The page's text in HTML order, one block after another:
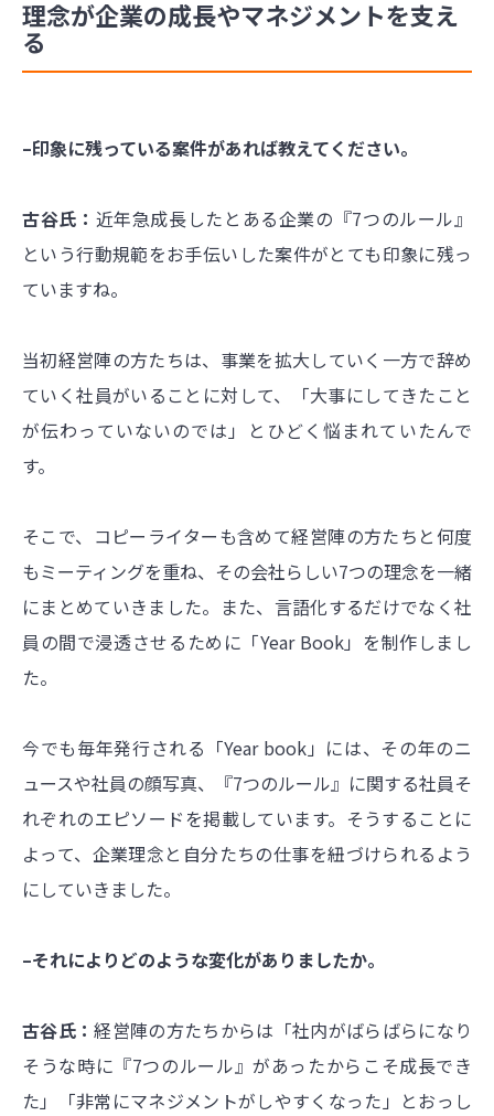
理念が企業の成長やマネジメントを支え
る
–印象に残っている案件があれば教えてください。
古谷氏： 近年急成長したとある企業の『7つのルール』
という行動規範をお手伝いした案件がとても印象に残っ
ていますね。
当初経営陣の方たちは、事業を拡大していく一方で辞め
ていく社員がいることに対して、「大事にしてきたこと
が伝わっていないのでは」とひどく悩まれていたんで
す。
そこで、コピーライターも含めて経営陣の方たちと何度
もミーティングを重ね、その会社らしい7つの理念を一緒
にまとめていきました。また、言語化するだけでなく社
員の間で浸透させるために「Year Book」を制作しまし
た。
今でも毎年発行される「Year book」には、その年のニ
ュースや社員の顔写真、『7つのルール』に関する社員そ
れぞれのエピソードを掲載しています。そうすることに
よって、企業理念と自分たちの仕事を紐づけられるよう
にしていきました。
–それによりどのような変化がありましたか。
古谷氏：経営陣の方たちからは「社内がばらばらになり
そうな時に『7つのルール』があったからこそ成長でき
た」「非常にマネジメントがしやすくなった」とおっし